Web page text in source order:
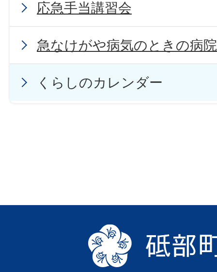
応急手当講習会
急なけがや病気のときの病
くらしのカレンダー